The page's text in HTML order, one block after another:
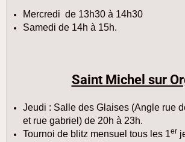
Mercredi de 13h30 à 14h30
Samedi de 14h à 15h.
Saint Michel sur
Jeudi : Salle des Glaises (Angle rue
et rue gabriel) de 20h à 23h.
Tournoi de blitz mensuel tous les 1er